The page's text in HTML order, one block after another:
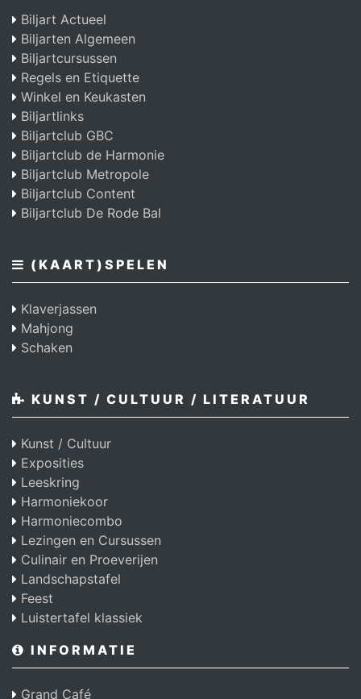
Biljart Actueel
Biljarten Algemeen
Biljartcursussen
Regels en Etiquette
Winkel en Keukasten
Biljartlinks
Biljartclub GBC
Biljartclub de Harmonie
Biljartclub Metropole
Biljartclub Content
Biljartclub De Rode Bal
(KAART)SPELEN
Klaverjassen
Mahjong
Schaken
KUNST / CULTUUR / LITERATUUR
Kunst / Cultuur
Exposities
Leeskring
Harmoniekoor
Harmoniecombo
Lezingen en Cursussen
Culinair en Proeverijen
Landschapstafel
Feest
Luistertafel klassiek
INFORMATIE
Grand Café